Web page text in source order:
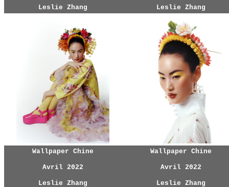
Leslie Zhang Leslie Zhang
Wallpaper Chine
Avril 2022
Leslie Zhang
Wallpaper Chine
Avril 2022
Leslie Zhang